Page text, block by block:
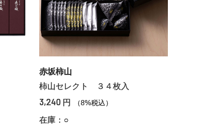
赤坂柿山
柿山セレクト ３４枚入
3,240 円 （8%税込）
在庫：○